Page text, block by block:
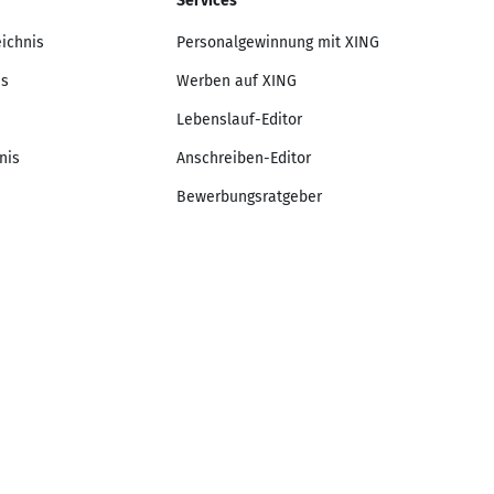
Personalgewinnung mit XING
Werben auf XING
Lebenslauf-Editor
Anschreiben-Editor
Bewerbungsratgeber